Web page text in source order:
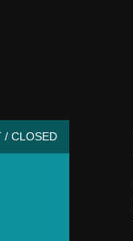
/ CLOSED